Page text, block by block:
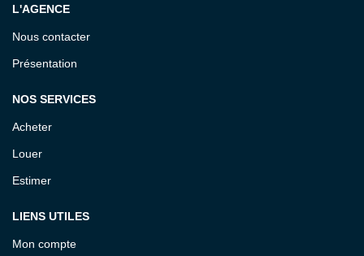
L'AGENCE
Nous contacter
Présentation
NOS SERVICES
Acheter
Louer
Estimer
LIENS UTILES
Mon compte